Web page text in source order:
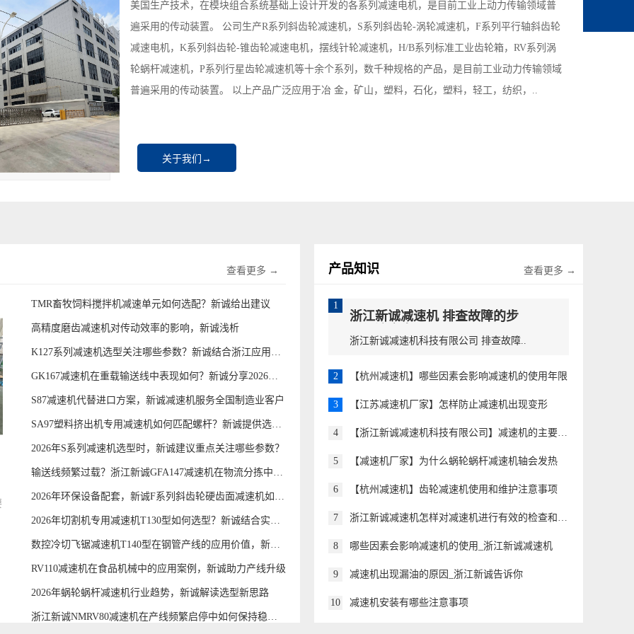
美国生产技术，在模块组合系统基础上设计开发的各系列减速电机，是目前工业上动力传输领域普
遍采用的传动装置。 公司生产R系列斜齿轮减速机，S系列斜齿轮-涡轮减速机，F系列平行轴斜齿轮
减速电机，K系列斜齿轮-锥齿轮减速电机，摆线针轮减速机，H/B系列标准工业齿轮箱，RV系列涡
轮蜗杆减速机，P系列行星齿轮减速机等十余个系列，数千种规格的产品，是目前工业动力传输领域
普遍采用的传动装置。 以上产品广泛应用于冶 金，矿山，塑料，石化，塑料，轻工，纺织，..
关于我们→
查看更多 →
TMR畜牧饲料搅拌机减速单元如何选配？新诚给出建议
高精度磨齿减速机对传动效率的影响，新诚浅析
K127系列减速机选型关注哪些参数？新诚结合浙江应用场景解析
GK167减速机在重载输送线中表现如何？新诚分享2026年案例
S87减速机代替进口方案，新诚减速机服务全国制造业客户
SA97塑料挤出机专用减速机如何匹配螺杆？新诚提供选型参考
2026年S系列减速机选型时，新诚建议重点关注哪些参数？
输送线频繁过载？浙江新诚GFA147减速机在物流分拣中的选型参考
2026年环保设备配套，新诚F系列斜齿轮硬齿面减速机如何匹配工况？
2026年切割机专用减速机T130型如何选型？新诚结合实际工况解析
数控冷切飞锯减速机T140型在钢管产线的应用价值，新诚分享案例
RV110减速机在食品机械中的应用案例，新诚助力产线升级
2026年蜗轮蜗杆减速机行业趋势，新诚解读选型新思路
浙江新诚NMRV80减速机在产线频繁启停中如何保持稳定传动
产品知识 查看更多 →
1
浙江新诚减速机 排查故障的步
浙江新诚减速机科技有限公司 排查故障..
2 【杭州减速机】哪些因素会影响减速机的使用年限
3 【江苏减速机厂家】怎样防止减速机出现变形
4 【浙江新诚减速机科技有限公司】减速机的主要特点有哪些
5 【减速机厂家】为什么蜗轮蜗杆减速机轴会发热
6 【杭州减速机】齿轮减速机使用和维护注意事项
7 浙江新诚减速机怎样对减速机进行有效的检查和维护
8 哪些因素会影响减速机的使用_浙江新诚减速机
9 减速机出现漏油的原因_浙江新诚告诉你
10 减速机安装有哪些注意事项